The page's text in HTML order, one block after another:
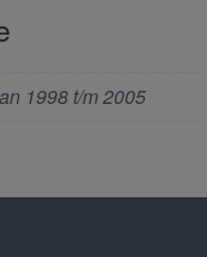
1998 t/m 2005